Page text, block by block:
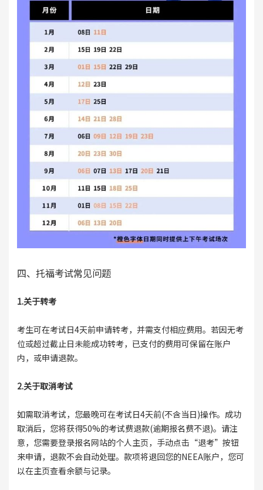
四、托福考试常见问题
1.关于转考
考生可在考试日4天前申请转考，并需支付相应费用。若因无考
位或超过截止日未能成功转考，已支付的费用可保留在账户
内，或申请退款。
2.关于取消考试
如需取消考试，您最晚可在考试日4天前(不含当日)操作。成功
取消后，您将获得50%的考试费退款(逾期报名费不退)。请注
意，您需要登录报名网站的个人主页，手动点击“退考”按钮
来申请，退款不会自动处理。款项将退回您的NEEA账户，您可
以在主页查看余额与记录。